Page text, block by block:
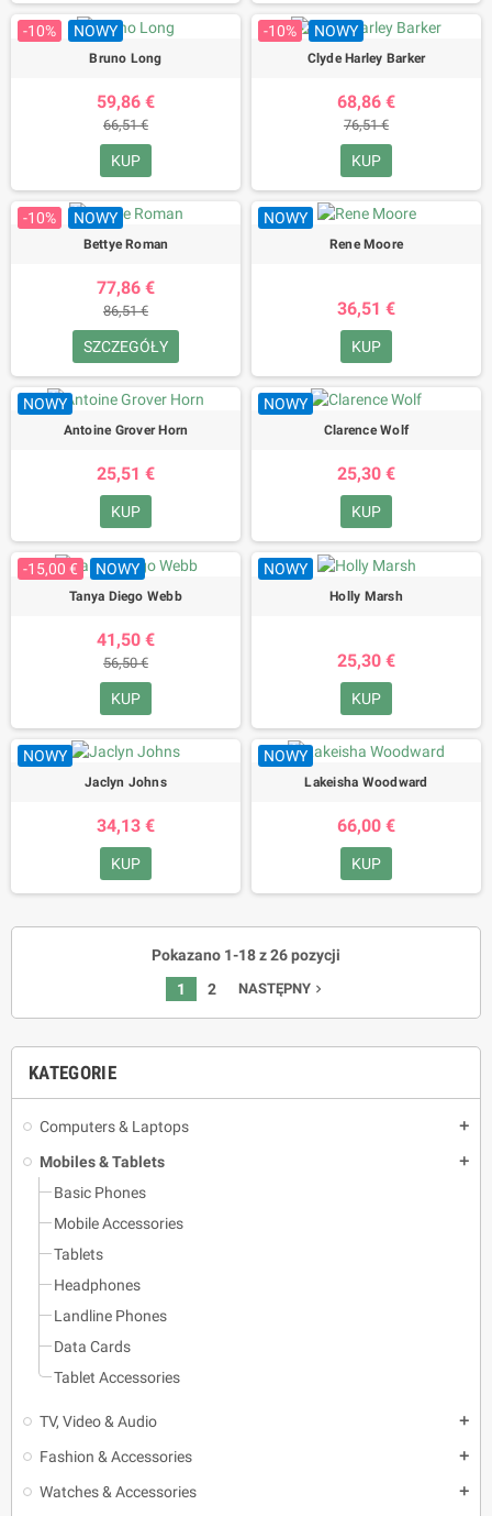
KATEGORIE
Computers & Laptops add
Mobiles & Tablets add
Basic Phones
Mobile Accessories
Tablets
Headphones
Landline Phones
Data Cards
Tablet Accessories
TV, Video & Audio add
Fashion & Accessories add
Watches & Accessories add
-10% NOWY
Bruno Long
59,86 €
66,51 €
KUP
-10% NOWY
Clyde Harley Barker
68,86 €
76,51 €
KUP
-10% NOWY
Bettye Roman
77,86 €
86,51 €
SZCZEGÓŁY
NOWY
Rene Moore
36,51 €
KUP
NOWY
Antoine Grover Horn
25,51 €
KUP
NOWY
Clarence Wolf
25,30 €
KUP
-15,00 € NOWY
Tanya Diego Webb
41,50 €
56,50 €
KUP
NOWY
Holly Marsh
25,30 €
KUP
NOWY
Jaclyn Johns
34,13 €
KUP
NOWY
Lakeisha Woodward
66,00 €
KUP
Pokazano 1-18 z 26 pozycji
1
2 NASTĘPNY navigate_next